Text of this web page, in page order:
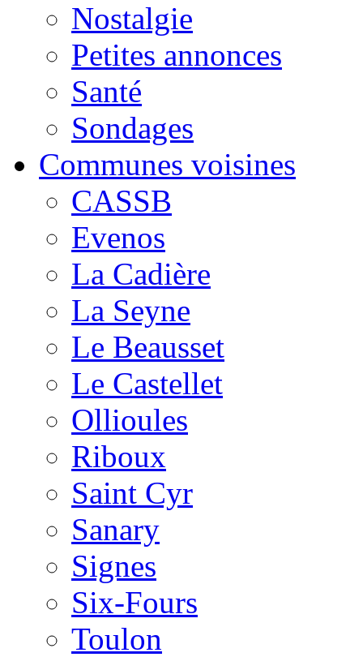
Nostalgie
Petites annonces
Santé
Sondages
Communes voisines
CASSB
Evenos
La Cadière
La Seyne
Le Beausset
Le Castellet
Ollioules
Riboux
Saint Cyr
Sanary
Signes
Six-Fours
Toulon